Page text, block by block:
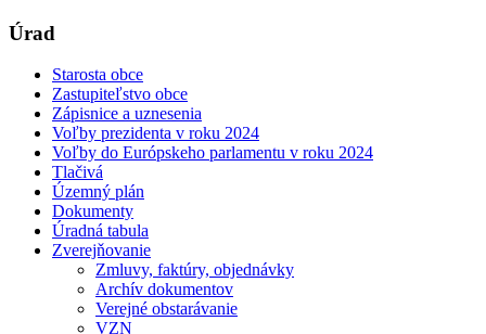
Úrad
Starosta obce
Zastupiteľstvo obce
Zápisnice a uznesenia
Voľby prezidenta v roku 2024
Voľby do Európskeho parlamentu v roku 2024
Tlačivá
Územný plán
Dokumenty
Úradná tabula
Zverejňovanie
Zmluvy, faktúry, objednávky
Archív dokumentov
Verejné obstarávanie
VZN